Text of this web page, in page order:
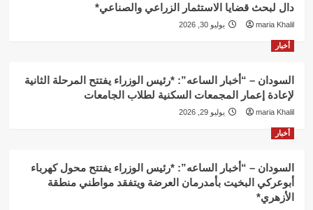
دال لبحث قضايا الاستثمار الزراعي والصناعي*
maria Khalil يوليو 30, 2026
أخبار
السودان – “أخبار الساعه”: *رئيس الوزراء يفتتح المرحلة الثانية
لإعادة إعمار المجمعات السكنية لطلاب الجامعات
maria Khalil يوليو 29, 2026
أخبار
السودان – “أخبار الساعه”: *رئيس الوزراء يفتتح محول كهرباء
أبوعركي البخيت بأمدرمان العرضة ويتفقد مواطني منطقة
الأزهري*